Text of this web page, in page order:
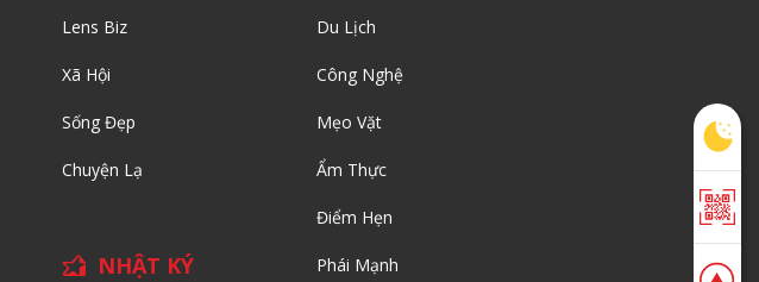
Lens Biz
Xã Hội
Sống Đẹp
Chuyện Lạ
NHẬT KÝ
Du Lịch
Công Nghệ
Mẹo Vặt
Ẩm Thực
Điểm Hẹn
Phái Mạnh